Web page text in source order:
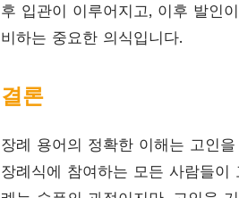
후 입관이 이루어지고, 이후 발인
비하는 중요한 의식입니다.
결론
장례 용어의 정확한 이해는 고인
장례식에 참여하는 모든 사람들